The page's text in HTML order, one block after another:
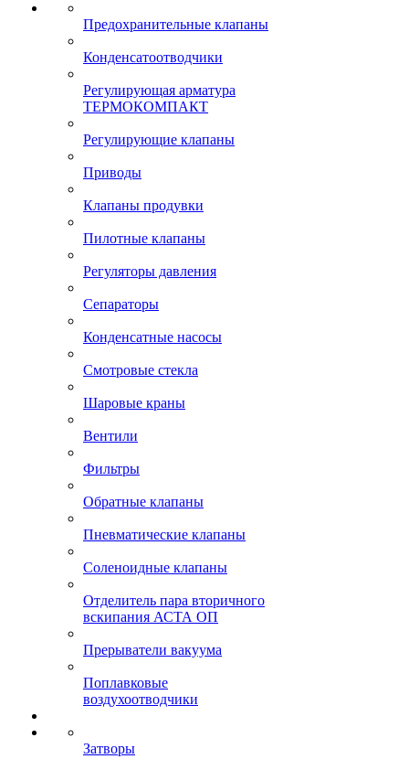
Предохранительные клапаны
Конденсатоотводчики
Регулирующая арматура
ТЕРМОКОМПАКТ
Регулирующие клапаны
Приводы
Клапаны продувки
Пилотные клапаны
Регуляторы давления
Сепараторы
Конденсатные насосы
Смотровые стекла
Шаровые краны
Вентили
Фильтры
Обратные клапаны
Пневматические клапаны
Соленоидные клапаны
Отделитель пара вторичного
вскипания АСТА ОП
Прерыватели вакуума
Поплавковые
воздухоотводчики
Затворы